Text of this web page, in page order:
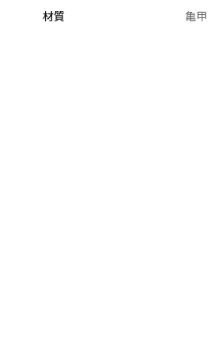
材質
亀甲